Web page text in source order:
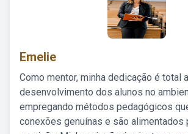
Emelie
Como mentor, minha dedicação é total
desenvolvimento dos alunos no
empregando métodos pedagógicos
conexões genuínas e são alimentados